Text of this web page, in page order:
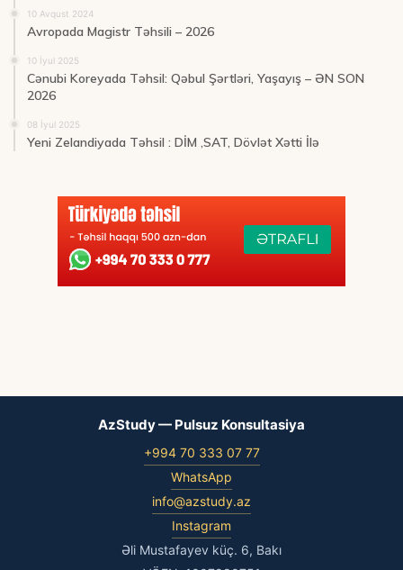
10 Avqust 2024
Avropada Magistr Təhsili – 2026
10 İyul 2025
Cənubi Koreyada Təhsil: Qəbul Şərtləri, Yaşayış – ƏN SON
2026
08 İyul 2025
Yeni Zelandiyada Təhsil : DİM ,SAT, Dövlət Xətti İlə
AzStudy — Pulsuz Konsultasiya
+994 70 333 07 77
WhatsApp
info@azstudy.az
Instagram
Əli Mustafayev küç. 6, Bakı